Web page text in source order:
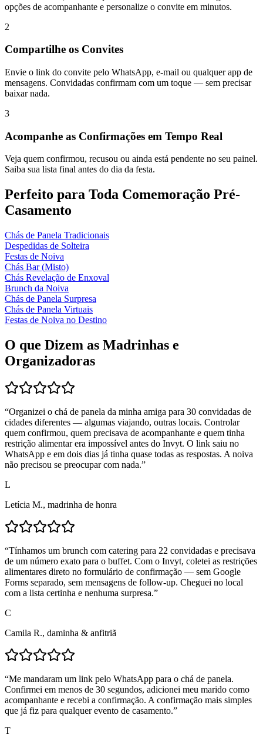
opções de acompanhante e personalize o convite em minutos.
2
Compartilhe os Convites
Envie o link do convite pelo WhatsApp, e-mail ou qualquer app de
mensagens. Convidadas confirmam com um toque — sem precisar
baixar nada.
3
Acompanhe as Confirmações em Tempo Real
Veja quem confirmou, recusou ou ainda está pendente no seu painel.
Saiba sua lista final antes do dia da festa.
Perfeito para Toda Comemoração Pré-
Casamento
Chás de Panela Tradicionais
Despedidas de Solteira
Festas de Noiva
Chás Bar (Misto)
Chás Revelação de Enxoval
Brunch da Noiva
Chás de Panela Surpresa
Chás de Panela Virtuais
Festas de Noiva no Destino
O que Dizem as Madrinhas e
Organizadoras
“Organizei o chá de panela da minha amiga para 30 convidadas de
cidades diferentes — algumas viajando, outras locais. Controlar
quem confirmou, quem precisava de acompanhante e quem tinha
restrição alimentar era impossível antes do Invyt. O link saiu no
WhatsApp e em dois dias já tinha quase todas as respostas. A noiva
não precisou se preocupar com nada.”
L
Letícia M., madrinha de honra
“Tínhamos um brunch com catering para 22 convidadas e precisava
de um número exato para o buffet. Com o Invyt, coletei as restrições
alimentares direto no formulário de confirmação — sem Google
Forms separado, sem mensagens de follow-up. Cheguei no local
com a lista certinha e nenhuma surpresa.”
C
Camila R., daminha & anfitriã
“Me mandaram um link pelo WhatsApp para o chá de panela.
Confirmei em menos de 30 segundos, adicionei meu marido como
acompanhante e recebi a confirmação. A confirmação mais simples
que já fiz para qualquer evento de casamento.”
T